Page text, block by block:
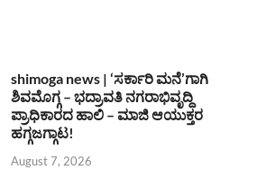
shimoga news | ‘ಸರ್ಕಾರಿ ಮನೆ’ಗಾಗಿ
ಶಿವಮೊಗ್ಗ – ಭದ್ರಾವತಿ ನಗರಾಭಿವೃದ್ದಿ
ಪ್ರಾಧಿಕಾರದ ಹಾಲಿ – ಮಾಜಿ ಆಯುಕ್ತರ
ಹಗ್ಗಜಗ್ಗಾಟ!
August 7, 2026